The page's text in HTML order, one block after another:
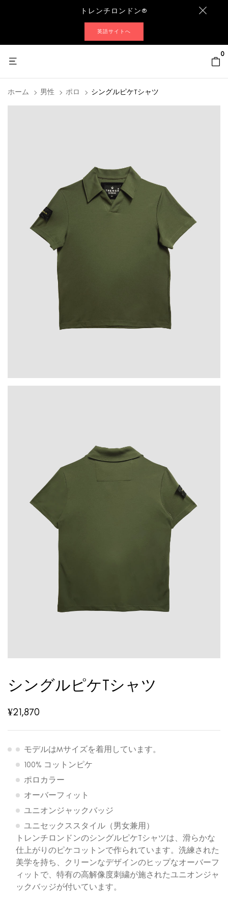
トレンチロンドン®
英語サイトへ
0
ホーム 男性 ポロ シングルピケTシャツ
シングルピケTシャツ
¥21,870
モデルはMサイズを着用しています。
100% コットンピケ
ポロカラー
オーバーフィット
ユニオンジャックバッジ
ユニセックススタイル（男女兼用）
トレンチロンドンのシングルピケTシャツは、滑らかな
仕上がりのピケコットンで作られています。洗練された
美学を持ち、クリーンなデザインのヒップなオーバーフ
ィットで、特有の高解像度刺繍が施されたユニオンジャ
ックバッジが付いています。